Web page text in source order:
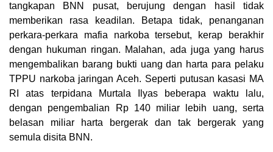
tangkapan BNN pusat, berujung dengan hasil tidak
memberikan rasa keadilan. Betapa tidak, penanganan
perkara-perkara mafia narkoba tersebut, kerap berakhir
dengan hukuman ringan. Malahan, ada juga yang harus
mengembalikan barang bukti uang dan harta para pelaku
TPPU narkoba jaringan Aceh. Seperti putusan kasasi MA
RI atas terpidana Murtala Ilyas beberapa waktu lalu,
dengan pengembalian Rp 140 miliar lebih uang, serta
belasan miliar harta bergerak dan tak bergerak yang
semula disita BNN.